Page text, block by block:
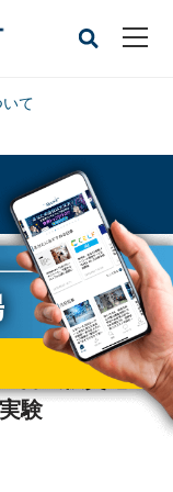
て
ICTユニット」の実証実
台風被災地で
験